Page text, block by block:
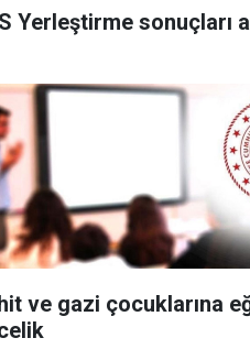
Yerleştirme sonuçları
ve gazi çocuklarına